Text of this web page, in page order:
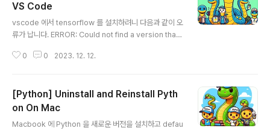
VS Code
vscode 에서 tensorflow 를 설치하려니 다음과 같이 오
류가 납니다. ERROR: Could not find a version that
ons: none) ERROR: No matching distribution fou
설치해야합니다. 3.10 을 설치하겠습니다. 이제 tensorfl
ow 를 설치해 봅니다. 설치됐네요. vs code 에서도 잘 되
네요... ^___________________^ 행복한 고수되세요~ Wo
0 0 2023. 12. 12.
[Python] Uninstall and Reinstall Pyth
on On Mac
Macbook 에 Python 을 새로운 버전을 설치하고 defau